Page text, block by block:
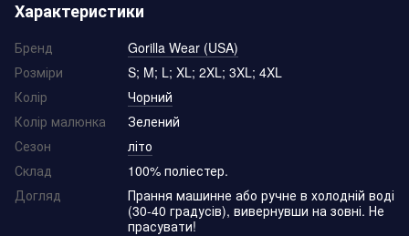
Характеристики
Бренд
Gorilla Wear (USA)
Розміри
S; M; L; XL; 2XL; 3XL; 4XL
Колір
Чорний
Колір малюнка
Зелений
Сезон
літо
Склад
100% поліестер.
Догляд
Прання машинне або ручне в холодній воді
(30-40 градусів), вивернувши на зовні. Не
прасувати!